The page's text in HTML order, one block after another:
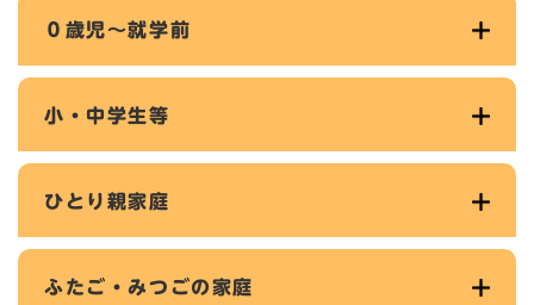
０歳児～就学前
小・中学生等
ひとり親家庭
ふたご・みつごの家庭